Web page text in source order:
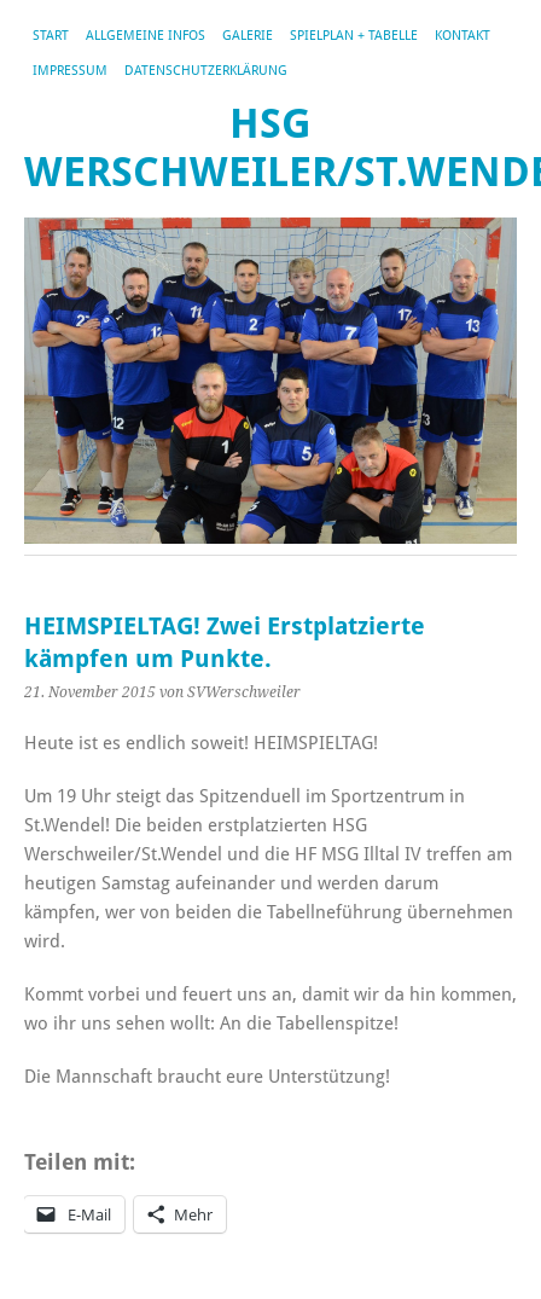
START ALLGEMEINE INFOS GALERIE SPIELPLAN + TABELLE KONTAKT
IMPRESSUM DATENSCHUTZERKLÄRUNG
HSG
WERSCHWEILER/
HEIMSPIELTAG! Zwei Erstplatzierte
kämpfen um Punkte.
21. November 2015 von SVWerschweiler
Heute ist es endlich soweit! HEIMSPIELTAG!
Um 19 Uhr steigt das Spitzenduell im Sportzentrum in
St.Wendel! Die beiden erstplatzierten HSG
Werschweiler/St.Wendel und die HF MSG Illtal IV treffen am
heutigen Samstag aufeinander und werden darum
kämpfen, wer von beiden die Tabellneführung übernehmen
wird.
Kommt vorbei und feuert uns an, damit wir da hin kommen,
wo ihr uns sehen wollt: An die Tabellenspitze!
Die Mannschaft braucht eure Unterstützung!
Teilen mit:
E-Mail Mehr